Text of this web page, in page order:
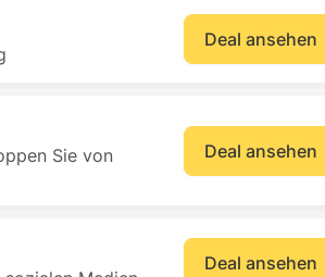
Deal ansehen
Sie von
Deal ansehen
Deal ansehen